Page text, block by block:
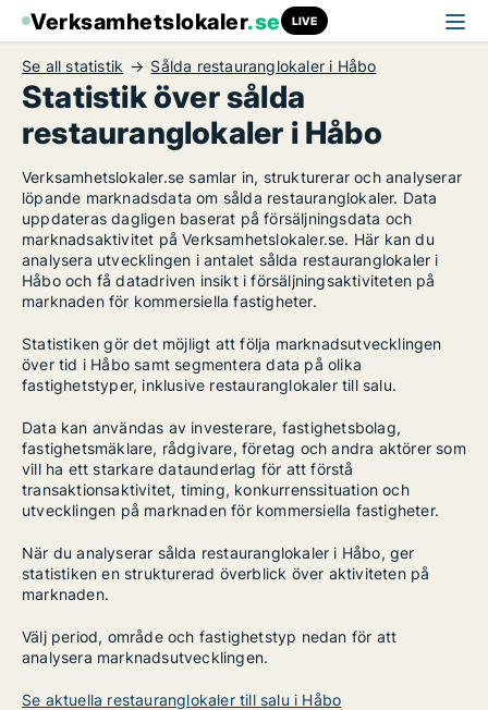
Verksamhetslokaler.se LIVE
Se all statistik Sålda restauranglokaler i Håbo
Statistik över sålda
restauranglokaler i Håbo
Verksamhetslokaler.se samlar in, strukturerar och analyserar
löpande marknadsdata om sålda restauranglokaler. Data
uppdateras dagligen baserat på försäljningsdata och
marknadsaktivitet på Verksamhetslokaler.se. Här kan du
analysera utvecklingen i antalet sålda restauranglokaler i
Håbo och få datadriven insikt i försäljningsaktiviteten på
marknaden för kommersiella fastigheter.
Statistiken gör det möjligt att följa marknadsutvecklingen
över tid i Håbo samt segmentera data på olika
fastighetstyper, inklusive restauranglokaler till salu.
Data kan användas av investerare, fastighetsbolag,
fastighetsmäklare, rådgivare, företag och andra aktörer som
vill ha ett starkare dataunderlag för att förstå
transaktionsaktivitet, timing, konkurrenssituation och
utvecklingen på marknaden för kommersiella fastigheter.
När du analyserar sålda restauranglokaler i Håbo, ger
statistiken en strukturerad överblick över aktiviteten på
marknaden.
Välj period, område och fastighetstyp nedan för att
analysera marknadsutvecklingen.
Se aktuella restauranglokaler till salu i Håbo